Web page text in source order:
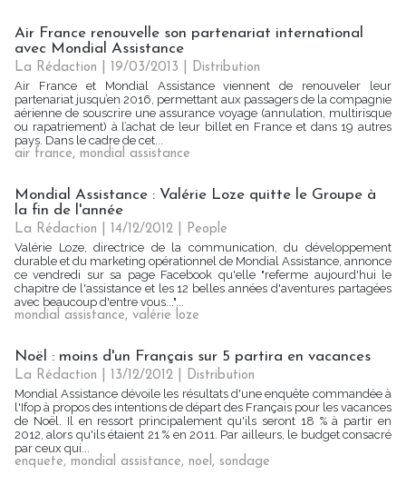
Air France renouvelle son partenariat international
avec Mondial Assistance
La Rédaction | 19/03/2013
Distribution
Air France et Mondial Assistance viennent de renouveler leur
partenariat jusqu’en 2016, permettant aux passagers de la compagnie
aérienne de souscrire une assurance voyage (annulation, multirisque
ou rapatriement) à l’achat de leur billet en France et dans 19 autres
pays. Dans le cadre de cet...
air france, mondial assistance
Mondial Assistance : Valérie Loze quitte le Groupe à
la fin de l'année
La Rédaction | 14/12/2012
People
Valérie Loze, directrice de la communication, du développement
durable et du marketing opérationnel de Mondial Assistance, annonce
ce vendredi sur sa page Facebook qu'elle "referme aujourd'hui le
chapitre de l'assistance et les 12 belles années d'aventures partagées
avec beaucoup d'entre vous..."...
mondial assistance, valérie loze
Noël : moins d'un Français sur 5 partira en vacances
La Rédaction | 13/12/2012
Distribution
Mondial Assistance dévoile les résultats d'une enquête commandée à
l'Ifop à propos des intentions de départ des Français pour les vacances
de Noël. Il en ressort principalement qu'ils seront 18 % à partir en
2012, alors qu'ils étaient 21 % en 2011. Par ailleurs, le budget consacré
par ceux qui...
enquete, mondial assistance, noel, sondage